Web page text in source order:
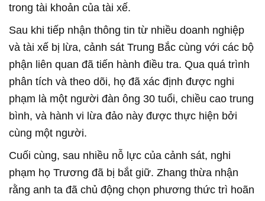
trong tài khoản của tài xế.
Sau khi tiếp nhận thông tin từ nhiều doanh nghiệp
và tài xế bị lừa, cảnh sát Trung Bắc cùng với các bộ
phận liên quan đã tiến hành điều tra. Qua quá trình
phân tích và theo dõi, họ đã xác định được nghi
phạm là một người đàn ông 30 tuổi, chiều cao trung
bình, và hành vi lừa đảo này được thực hiện bởi
cùng một người.
Cuối cùng, sau nhiều nỗ lực của cảnh sát, nghi
phạm họ Trương đã bị bắt giữ. Zhang thừa nhận
rằng anh ta đã chủ động chọn phương thức trì hoãn